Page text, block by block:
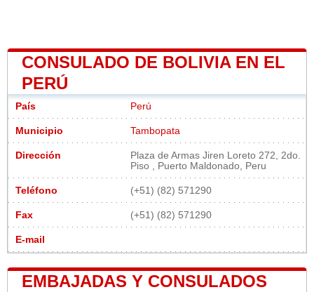
CONSULADO DE BOLIVIA EN EL
PERÚ
País Perú
Municipio Tambopata
Dirección
Plaza de Armas Jiren Loreto 272, 2do.
Piso , Puerto Maldonado, Peru
Teléfono (+51) (82) 571290
Fax (+51) (82) 571290
E-mail
EMBAJADAS Y CONSULADOS